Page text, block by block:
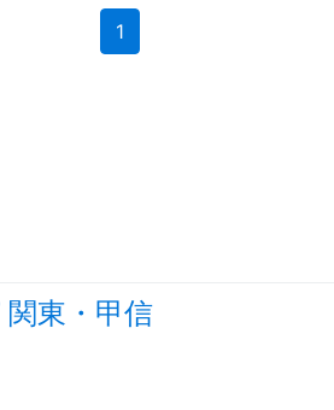
1(current)
東・甲信